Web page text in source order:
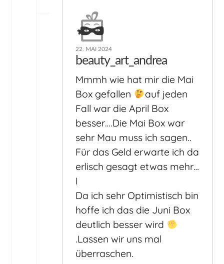
22. MAI 2024
beauty_art_andrea
Mmmh wie hat mir die Mai
Box gefallen
auf jeden
Fall war die April Box
besser….Die Mai Box war
sehr Mau muss ich sagen..
Für das Geld erwarte ich da
erlisch gesagt etwas mehr…
I
Da ich sehr Optimistisch bin
hoffe ich das die Juni Box
deutlich besser wird
.Lassen wir uns mal
überraschen.